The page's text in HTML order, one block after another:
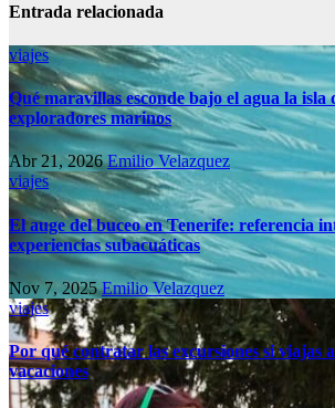
Entrada relacionada
viajes
Qué maravillas esconde bajo el agua la isla
exploradores marinos
Abr 21, 2026Emilio Velazquez
viajes
El auge del buceo en Tenerife: referencia
experiencias subacuáticas
Nov 7, 2025Emilio Velazquez
viajes
Por qué contratar las excursiones si viajas
vacaciones